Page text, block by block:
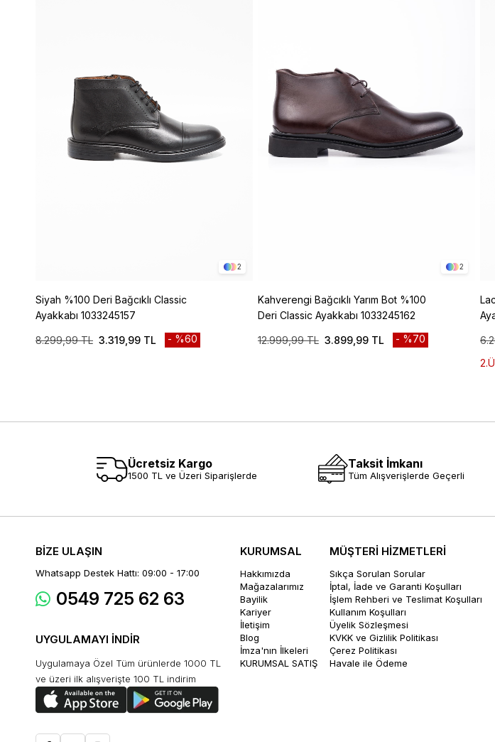
2
Siyah %100 Deri Bağcıklı Classic
Ayakkabı 1033245157
3.319,99 TL
8.299,99 TL %60
2
Kahverengi Bağcıklı Yarım Bot %100
Deri Classic Ayakkabı 1033245162
3.899,99 TL
12.999,99 TL %70
Ücretsiz Kargo
1500 TL ve Üzeri Siparişlerde
Taksit İmkanı
Tüm Alışverişlerde Geçerli
BİZE ULAŞIN
Whatsapp Destek Hattı: 09:00 - 17:00
0549 725 62 63
UYGULAMAYI İNDİR
Uygulamaya Özel Tüm ürünlerde 1000 TL
ve üzeri ilk alışverişte 100 TL indirim
KURUMSAL
Hakkımızda
Mağazalarımız
Bayilik
Kariyer
İletişim
Blog
İmza'nın İlkeleri
KURUMSAL SATIŞ
MÜŞTERİ HİZMETLERİ
Sıkça Sorulan Sorular
İptal, İade ve Garanti Koşulları
İşlem Rehberi ve Teslimat Koşulları
Kullanım Koşulları
Üyelik Sözleşmesi
KVKK ve Gizlilik Politikası
Çerez Politikası
Havale ile Ödeme